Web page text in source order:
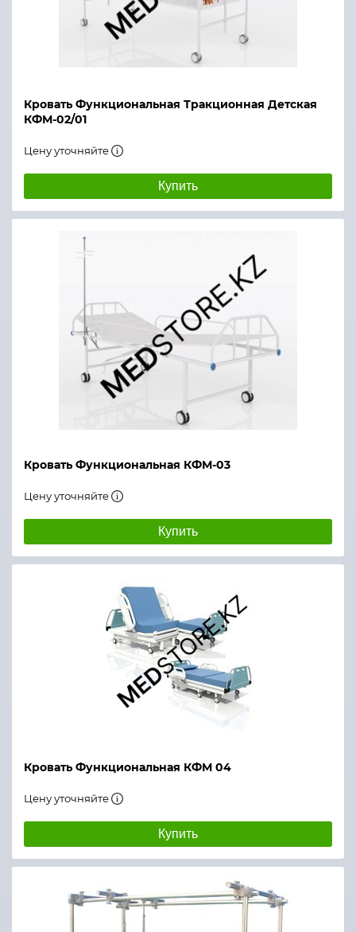
Кровать Функциональная Тракционная Детская
КФМ-02/01
Цену уточняйте
Купить
Кровать Функциональная КФМ-03
Цену уточняйте
Купить
Кровать Функциональная КФМ 04
Цену уточняйте
Купить